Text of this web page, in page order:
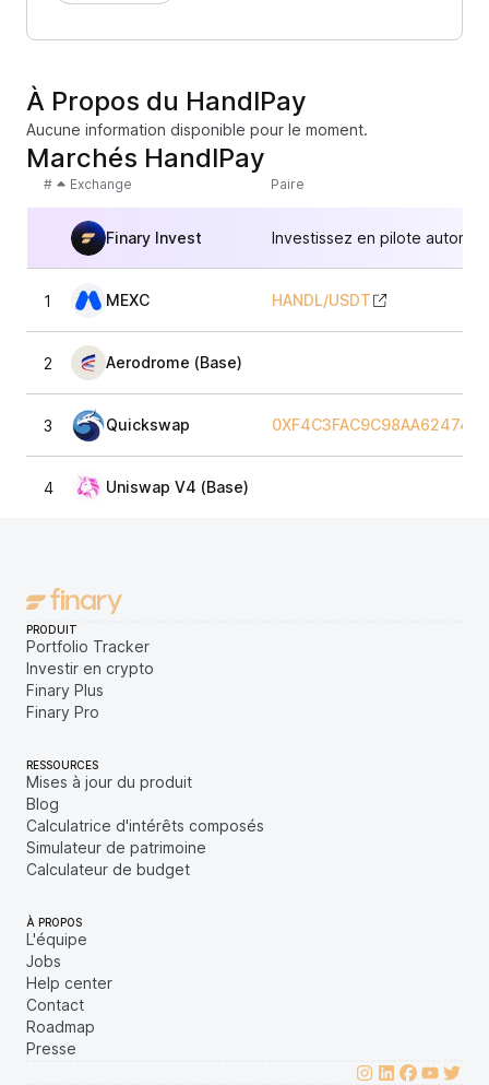
À Propos du HandlPay
Aucune information disponible pour le moment.
Marchés HandlPay
# Exchange Paire
Finary Invest Investissez en pilote
1 MEXC HANDL/USDT
2 Aerodrome (Base)
3 Quickswap
4 Uniswap V4 (Base)
PRODUIT
Portfolio Tracker
Investir en crypto
Finary Plus
Finary Pro
RESSOURCES
Mises à jour du produit
Blog
Calculatrice d'intérêts composés
Simulateur de patrimoine
Calculateur de budget
À PROPOS
L'équipe
Jobs
Help center
Contact
Roadmap
Presse